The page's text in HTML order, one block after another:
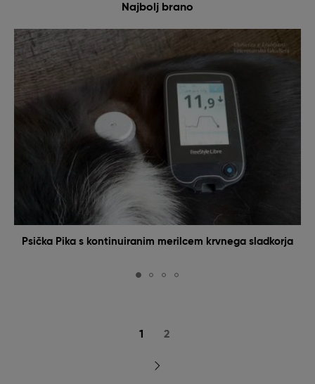
Najbolj brano
Psička Pika s kontinuiranim merilcem krvnega sladkorja
Current
1 Page
2
page